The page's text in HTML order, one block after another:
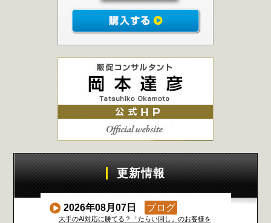
更新情報
2026年08月07日 ブログ
大手のAI対応に勝てる？「たらい回し」のお客様を